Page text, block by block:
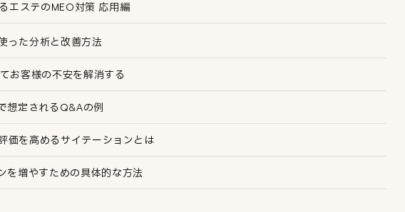
エステのMEO対策 応用編
った分析と改善方法
お客様の不安を解消する
想定されるQ&Aの例
価を高めるサイテーションとは
を増やすための具体的な方法